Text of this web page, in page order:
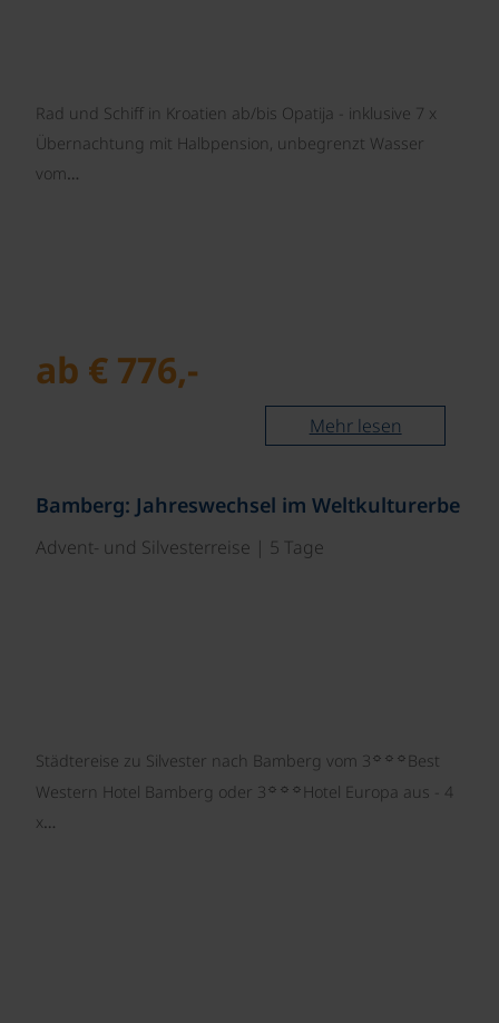
Rad und Schiff in Kroatien ab/bis Opatija - inklusive 7 x
Übernachtung mit Halbpension, unbegrenzt Wasser
vom…
ab € 776,-
Mehr lesen
Bamberg: Jahreswechsel im Weltkulturerbe
Advent- und Silvesterreise | 5 Tage
Städtereise zu Silvester nach Bamberg vom 3☼☼☼ Best
Western Hotel Bamberg oder 3☼☼☼ Hotel Europa aus - 4
x…